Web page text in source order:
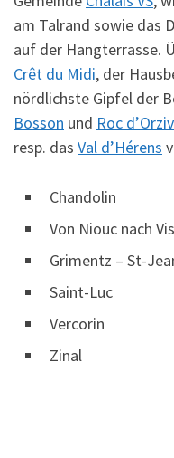
am Talrand sowie das
auf der Hangterrasse.
Crêt du Midi, der
nördlichste Gipfel der
Bosson und Roc
resp. das Val d’Hérens
Chandolin
Von Niouc nach
Grimentz – St-
Saint-Luc
Vercorin
Zinal